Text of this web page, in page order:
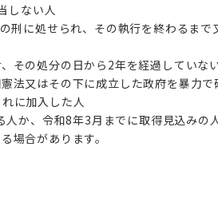
しない人
に処せられ、その執行を終わるまで
その処分の日から2年を経過していな
又はその下に成立した政府を暴力で
に加入した人
か、令和8年3月までに取得見込みの人
場合があります。